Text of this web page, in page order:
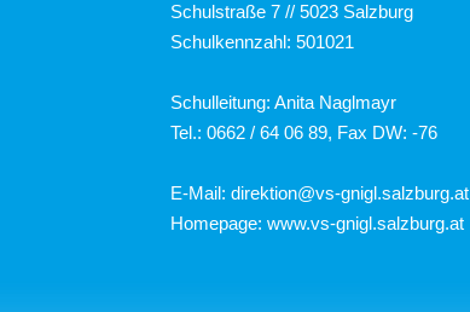
Schulstraße 7 // 5023 Salzburg
Schulkennzahl: 501021
Schulleitung: Anita Naglmayr
Tel.: 0662 / 64 06 89, Fax DW: -76
E-Mail: direktion@vs-gnigl.salzburg.at
Homepage: www.vs-gnigl.salzburg.at